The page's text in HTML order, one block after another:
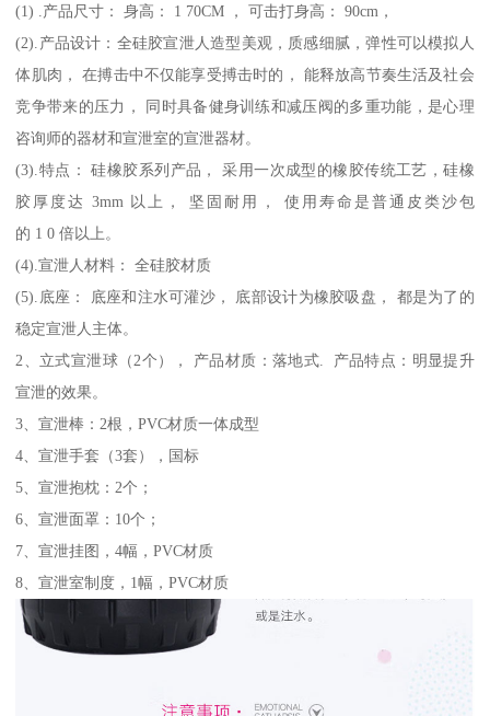
(1) .产品尺寸： 身高： 1 70CM ， 可击打身高： 90cm，
(2).产品设计：全硅胶宣泄人造型美观，质感细腻，弹性可以模拟人
体肌肉， 在搏击中不仅能享受搏击时的， 能释放高节奏生活及社会
竞争带来的压力， 同时具备健身训练和减压阀的多重功能，是心理
咨询师的器材和宣泄室的宣泄器材。
(3).特点： 硅橡胶系列产品， 采用一次成型的橡胶传统工艺，硅橡
胶厚度达 3mm 以上， 坚固耐用， 使用寿命是普通皮类沙包
的 1 0 倍以上。
(4).宣泄人材料： 全硅胶材质
(5).底座： 底座和注水可灌沙， 底部设计为橡胶吸盘， 都是为了的
稳定宣泄人主体。
2、立式宣泄球（2个）， 产品材质：落地式. 产品特点：明显提升
宣泄的效果。
3、宣泄棒：2根，PVC材质一体成型
4、宣泄手套（3套），国标
5、宣泄抱枕：2个；
6、宣泄面罩：10个；
7、宣泄挂图，4幅，PVC材质
8、宣泄室制度，1幅，PVC材质